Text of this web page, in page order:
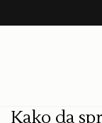
to
Kako da